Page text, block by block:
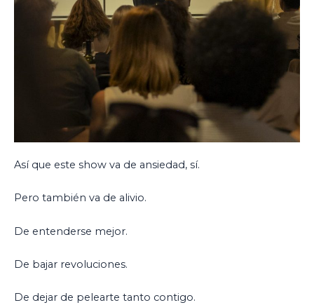
Así que este show va de ansiedad, sí.
Pero también va de alivio.
De entenderse mejor.
De bajar revoluciones.
De dejar de pelearte tanto contigo.